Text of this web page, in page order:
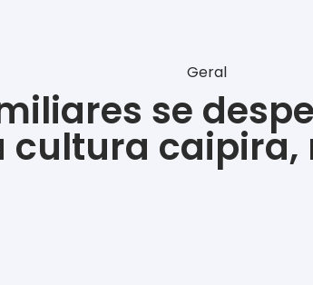
Geral
se
cultura caipira,